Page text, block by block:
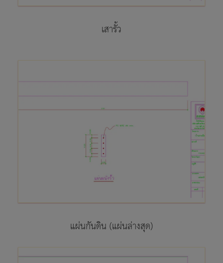
เสารั้ว
แผ่นกันดิน (แผ่นล่างสุด)